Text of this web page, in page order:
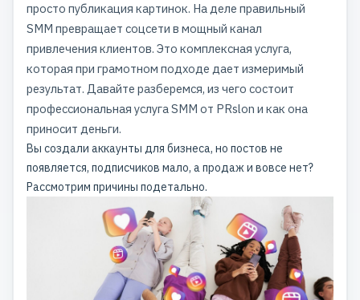
просто публикация картинок. На деле правильный
SMM превращает соцсети в мощный канал
привлечения клиентов. Это комплексная услуга,
которая при грамотном подходе дает измеримый
результат. Давайте разберемся, из чего состоит
профессиональная услуга SMM от PRslon и как она
приносит деньги.
Вы создали аккаунты для бизнеса, но постов не
появляется, подписчиков мало, а продаж и вовсе нет?
Рассмотрим причины подетально.